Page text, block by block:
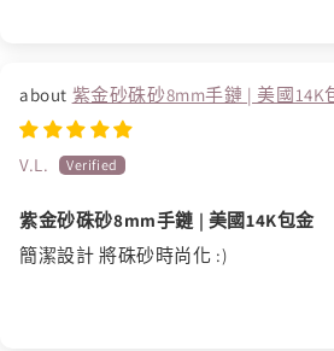
紫金砂硃砂8mm手鏈 | 美國14K
V.L.
紫金砂硃砂8mm手鏈 | 美國14K包金
簡潔設計 將硃砂時尚化 :)